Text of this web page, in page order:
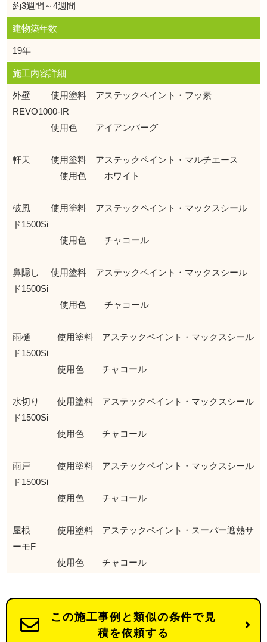
約3週間～4週間
建物築年数
19年
施工内容詳細
外壁 使用塗料 アステックペイント・フッ素
REVO1000-IR
使用色 アイアンバーグ
軒天 使用塗料 アステックペイント・マルチエース
使用色 ホワイト
破風 使用塗料 アステックペイント・マックスシール
ド1500Si
使用色 チャコール
鼻隠し 使用塗料 アステックペイント・マックスシール
ド1500Si
使用色 チャコール
雨樋 使用塗料 アステックペイント・マックスシール
ド1500Si
使用色 チャコール
水切り 使用塗料 アステックペイント・マックスシール
ド1500Si
使用色 チャコール
雨戸 使用塗料 アステックペイント・マックスシール
ド1500Si
使用色 チャコール
屋根 使用塗料 アステックペイント・スーパー遮熱サ
ーモF
使用色 チャコール
この施工事例と類似の条件で見
積を依頼する